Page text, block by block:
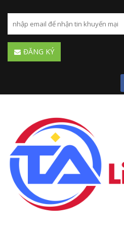
ĐĂNG KÝ